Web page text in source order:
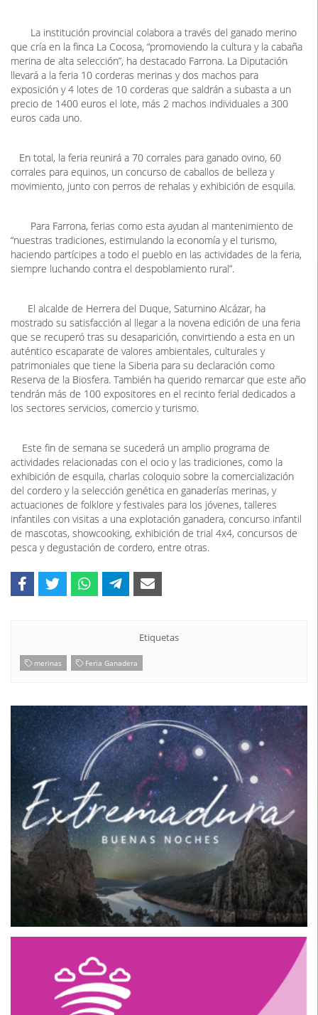
La institución provincial colabora a través del ganado merino
que cría en la finca La Cocosa, “promoviendo la cultura y la cabaña
merina de alta selección”, ha destacado Farrona. La Diputación
llevará a la feria 10 corderas merinas y dos machos para
exposición y 4 lotes de 10 corderas que saldrán a subasta a un
precio de 1400 euros el lote, más 2 machos individuales a 300
En total, la feria reunirá a 70 corrales para ganado ovino, 60
corrales para equinos, un concurso de caballos de belleza y
Para Farrona, ferias como esta ayudan al mantenimiento de
“nuestras tradiciones, estimulando la economía y el turismo,
haciendo partícipes a todo el pueblo en las actividades de la feria,
El alcalde de Herrera del Duque, Saturnino Alcázar, ha
mostrado su satisfacción al llegar a la novena edición de una feria
que se recuperó tras su desaparición, convirtiendo a esta en un
auténtico escaparate de valores ambientales, culturales y
patrimoniales que tiene la Siberia para su declaración como
Reserva de la Biosfera. También ha querido remarcar que este año
tendrán más de 100 expositores en el recinto ferial dedicados a
Este fin de semana se sucederá un amplio programa de
actividades relacionadas con el ocio y las tradiciones, como la
exhibición de esquila, charlas coloquio sobre la comercialización
del cordero y la selección genética en ganaderías merinas, y
actuaciones de folklore y festivales para los jóvenes, talleres
infantiles con visitas a una explotación ganadera, concurso infantil
de mascotas, showcooking, exhibición de trial 4x4, concursos de
merinas Feria Ganadera